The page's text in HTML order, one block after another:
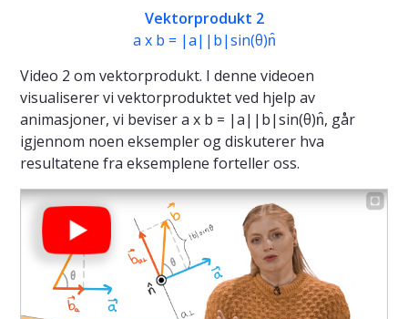
Vektorprodukt 2
a x b = |a||b|sin(θ)n̂
Video 2 om vektorprodukt. I denne videoen
visualiserer vi vektorproduktet ved hjelp av
animasjoner, vi beviser a x b = |a||b|sin(θ)n̂, går
igjennom noen eksempler og diskuterer hva
resultatene fra eksemplene forteller oss.